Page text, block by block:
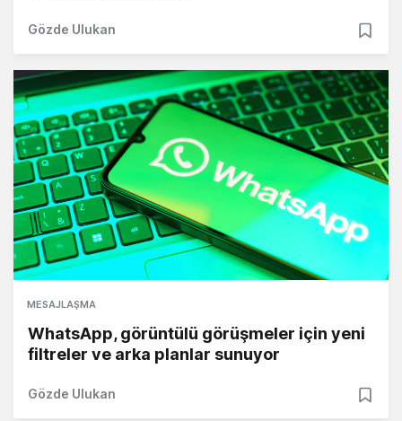
Gözde Ulukan
MESAJLAŞMA
WhatsApp, görüntülü görüşmeler için yeni
filtreler ve arka planlar sunuyor
Gözde Ulukan